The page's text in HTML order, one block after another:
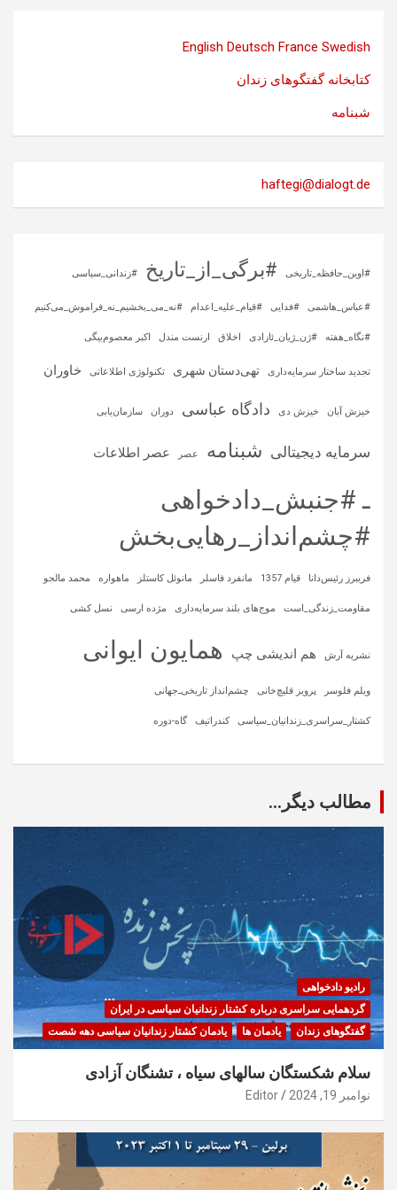
English Deutsch France Swedish
کتابخانه گفتگوهای زندان
شبنامه
haftegi@dialogt.de
#اوین_حافظه_تاریخی #برگی_از_تاریخ #زندانی_سیاسی
#عباس_هاشمی #فدایی #قیام_علیه_اعدام #نه_می_بخشیم_نه_فراموش_می‌کنیم
#نگاه_هفته #ژن_ژیان_ئازادی اخلاق ارنست مندل اکبر معصوم‌بیگی
تجدید ساختار سرمایه‌داری تهی‌دستان شهری تکنولوژی اطلاعاتی خاوران
خیزش آبان خیزش دی دادگاه عباسی دوران سازمان‌یابی
سرمایه‌ دیجیتالی شبنامه عصر عصر اطلاعات
ـ #جنبش_دادخواهی
#چشم‌انداز_رهایی‌بخش
فریبرز رئیس‌دانا قیام 1357 مانفرد فاسلر مانوئل کاستلز ماهواره‌ محمد مالجو
مقاومت_زندگی_است موج‌های بلند سرمایه‌داری مژده ارسی نسل کشی
نشریه آرش هم اندیشی چپ همایون ایوانی
ویلم فلوسر پرویز قلیچ‌خانی چشم‌انداز تاریخی‌ـ‌جهانی
کشتار_سراسری_زندانیان_سیاسی کندراتیف گاه-دوره
مطالب دیگر...
رادیو دادخواهی
گردهمایی سراسری درباره کشتار زندانیان سیاسی در ایران
گفتگوهای زندان
یادمان ها یادمان کشتار زندانیان سیاسی دهه شصت
سلام شکستگان سالهای سیاه ، تشنگان آزادی
نوامبر 19, 2024 Editor